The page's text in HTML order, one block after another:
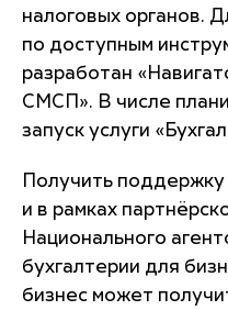
налоговых органов.
по доступным
разработан
СМСП». В числе
запуск услуги
Получить
и в рамках
Национального
бухгалтерии для
бизнес может